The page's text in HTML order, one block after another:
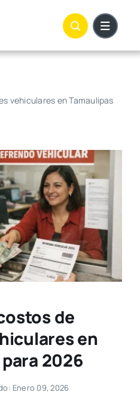
vehiculares en Tamaulipas
de
en
2026
Enero 09, 2026